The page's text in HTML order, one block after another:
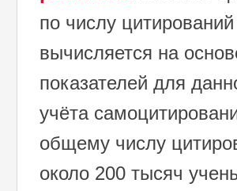
по числу
вычисляется на
показателей для
учёта
общему числу
около 200 тысяч